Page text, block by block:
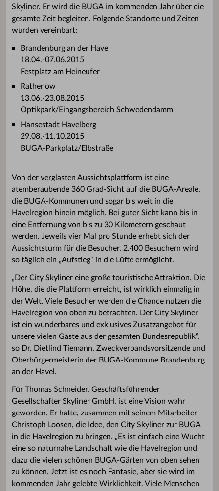
Skyliner. Er wird die BUGA im kommenden Jahr über die
gesamte Zeit begleiten. Folgende Standorte und Zeiten
wurden vereinbart:
Brandenburg an der Havel
18.04.-07.06.2015
Festplatz am Heineufer
Rathenow
13.06.-23.08.2015
Optikpark/Eingangsbereich Schwedendamm
Hansestadt Havelberg
29.08.-11.10.2015
BUGA-Parkplatz/Elbstraße
Von der verglasten Aussichtsplattform ist eine
atemberaubende 360 Grad-Sicht auf die BUGA-Areale,
die BUGA-Kommunen und sogar bis weit in die
Havelregion hinein möglich. Bei guter Sicht kann bis in
eine Entfernung von bis zu 30 Kilometern geschaut
werden. Jeweils vier Mal pro Stunde erhebt sich der
Aussichtsturm für die Besucher. 2.400 Besuchern wird
so täglich ein „Aufstieg“ in die Lüfte ermöglicht.
„Der City Skyliner eine große touristische Attraktion. Die
Höhe, die die Plattform erreicht, ist wirklich einmalig in
der Welt. Viele Besucher werden die Chance nutzen die
Havelregion von oben zu betrachten. Der City Skyliner
ist ein wunderbares und exklusives Zusatzangebot für
unsere vielen Gäste aus der gesamten Bundesrepublik“,
so Dr. Dietlind Tiemann, Zweckverbandsvorsitzende und
Oberbürgermeisterin der BUGA-Kommune Brandenburg
an der Havel.
Für Thomas Schneider, Geschäftsführender
Gesellschafter Skyliner GmbH, ist eine Vision wahr
geworden. Er hatte, zusammen mit seinem Mitarbeiter
Christoph Loosen, die Idee, den City Skyliner zur BUGA
in die Havelregion zu bringen. „Es ist einfach eine Wucht
eine so naturnahe Landschaft wie die Havelregion und
dazu die vielen schönen BUGA-Gärten von oben sehen
zu können. Jetzt ist es noch Fantasie, aber sie wird im
kommenden Jahr gelebte Wirklichkeit. Viele Menschen